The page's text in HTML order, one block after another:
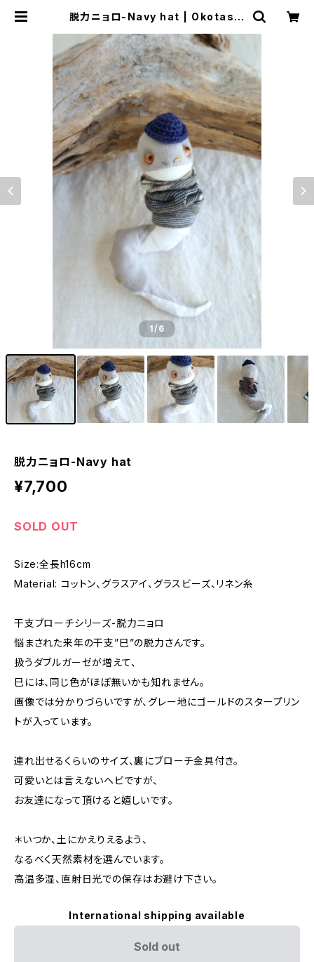
脱力ニョロ-Navy hat | Okotas d
1/6
脱力ニョロ-Navy hat
¥7,700
SOLD OUT
Size:全長h16cm
Material: コットン、グラスアイ、グラスビーズ、リネン糸
干支ブローチシリーズ-脱力ニョロ
悩まされた来年の干支”巳”の脱力さんです。
扱うダブルガーゼが増えて、
巳には、同じ色がほぼ無いかも知れません。
画像では分かりづらいですが、グレー地にゴールドのスタープリン
トが入っています。
連れ出せるくらいのサイズ、裏にブローチ金具付き。
可愛いとは言えないヘビですが、
お友達になって頂けると嬉しいです。
＊いつか、土にかえりえるよう、
なるべく天然素材を選んでいます。
高温多湿、直射日光での保存はお避け下さい。
International shipping available
Sold out